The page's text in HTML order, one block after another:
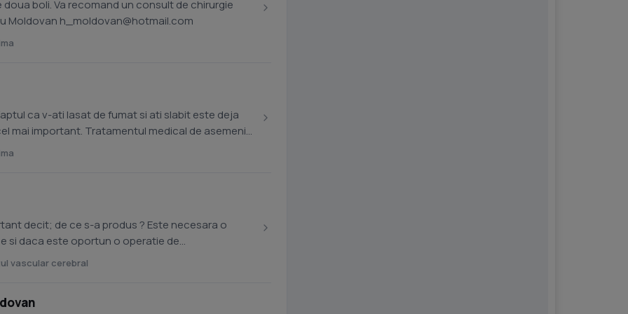
boli. Va recomand un consult de chirurgie
Horatiu Moldovan h_moldovan@hotmail.com
ca v-ati lasat de fumat si ati slabit este deja
mai important. Tratamentul medical de asemeni.
decit; de ce s-a produs ? Este necesara o
si daca este oportun o operatie de
vascular cerebral